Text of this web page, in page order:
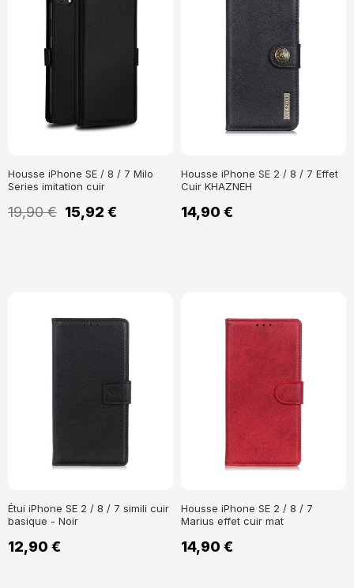
Housse iPhone SE / 8 / 7 Milo
Series imitation cuir
19,90 € 15,92 €
Housse iPhone SE 2 / 8 / 7 Effet
Cuir KHAZNEH
14,90 €
Étui iPhone SE 2 / 8 / 7 simili cuir
basique - Noir
12,90 €
Housse iPhone SE 2 / 8 / 7
Marius effet cuir mat
14,90 €